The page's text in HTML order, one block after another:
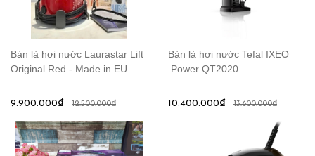
Bàn là hơi nước Laurastar Lift
Original Red - Made in EU
9.900.000₫ 12.500.000₫
Bàn là hơi nước Tefal IXEO
Power QT2020
10.400.000₫ 13.600.000₫